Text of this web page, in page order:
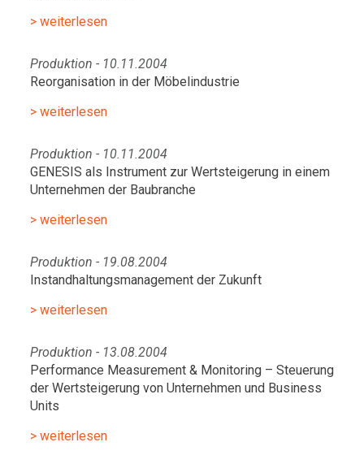
> weiterlesen
Produktion - 10.11.2004
Reorganisation in der Möbelindustrie
> weiterlesen
Produktion - 10.11.2004
GENESIS als Instrument zur Wertsteigerung in einem
Unternehmen der Baubranche
> weiterlesen
Produktion - 19.08.2004
Instandhaltungsmanagement der Zukunft
> weiterlesen
Produktion - 13.08.2004
Performance Measurement & Monitoring – Steuerung
der Wertsteigerung von Unternehmen und Business
Units
> weiterlesen